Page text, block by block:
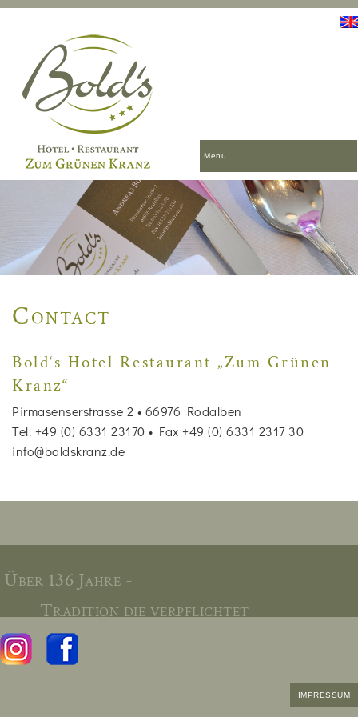
Menu
Contact
Bold‘s Hotel Restaurant „Zum Grünen
Kranz“
Pirmasenserstrasse 2 • 66976 Rodalben
Tel. +49 (0) 6331 23170 • Fax +49 (0) 6331 2317 30
info@boldskranz.de
Über 136 Jahre -
Tradition die verpflichtet
IMPRESSUM